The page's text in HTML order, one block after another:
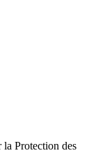
la Protection des